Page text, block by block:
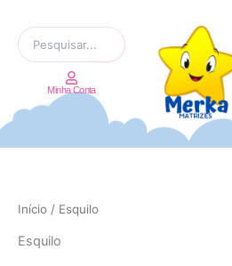
paraPesquisar
por:
Minha Conta
Início / Esquilo
Esquilo